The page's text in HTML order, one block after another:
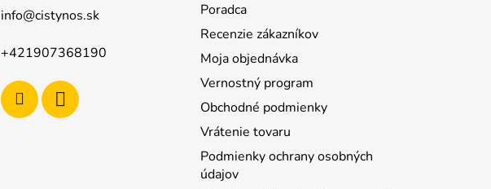
info@cistynos.sk
+421907368190
Poradca
Recenzie zákazníkov
Moja objednávka
Vernostný program
Obchodné podmienky
Vrátenie tovaru
Podmienky ochrany osobných
údajov